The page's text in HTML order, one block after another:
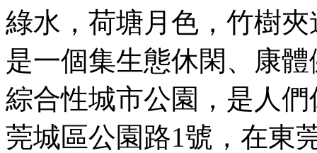
綠水，荷塘月色，竹樹
是一個集生態休閑、康
綜合性城市公園，是人
莞城區公園路1號，在東